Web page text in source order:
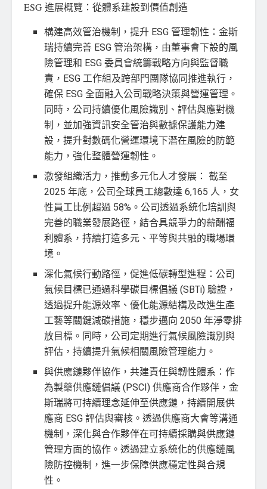
ESG 進展概覽：從體系建設到價值創造
構建高效管治機制，提升 ESG 管理韌性：金斯
瑞持續完善 ESG 管治架構，由董事會下設的風
險管理和 ESG 委員會統籌戰略方向與監督職
責，ESG 工作組及跨部門團隊協同推進執行，
確保 ESG 全面融入公司戰略決策與營運管理。
同時，公司持續優化風險識別、評估與應對機
制，並加強資訊安全管治與數據保護能力建
設，提升對數碼化營運環境下潛在風險的防範
能力，強化整體營運韌性。
激發組織活力，推動多元化人才發展： 截至
2025 年底，公司全球員工總數達 6,165 人，女
性員工比例超過 58%。公司透過系統化培訓與
完善的職業發展路徑，結合具競爭力的薪酬福
利體系，持續打造多元、平等與共融的職場環
境。
深化氣候行動路徑，促進低碳轉型進程：公司
氣候目標已通過科學碳目標倡議 (SBTi) 驗證，
透過提升能源效率、優化能源結構及改進生產
工藝等關鍵減碳措施，穩步邁向 2050 年淨零排
放目標。同時，公司定期進行氣候風險識別與
評估，持續提升氣候相關風險管理能力。
與供應鏈夥伴協作，共建責任與韌性體系：作
為製藥供應鏈倡議 (PSCI) 供應商合作夥伴，金
斯瑞將可持續理念延伸至供應鏈，持續開展供
應商 ESG 評估與審核。透過供應商大會等溝通
機制，深化與合作夥伴在可持續採購與供應鏈
管理方面的協作。透過建立系統化的供應鏈風
險防控機制，進一步保障供應穩定性與合規
性。